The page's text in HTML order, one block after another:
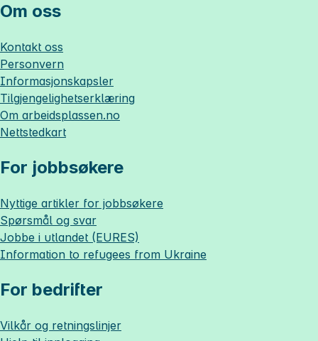
Om oss
Kontakt oss
Personvern
Informasjonskapsler
Tilgjengelighetserklæring
Om arbeidsplassen.no
Nettstedkart
For jobbsøkere
Nyttige artikler for jobbsøkere
Spørsmål og svar
Jobbe i utlandet (EURES)
Information to refugees from Ukraine
For bedrifter
Vilkår og retningslinjer